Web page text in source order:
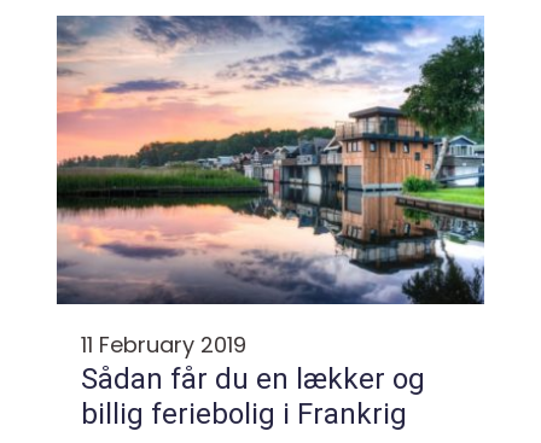
sig i en grad ...
11 February 2019
Sådan får du en lækker og
billig feriebolig i Frankrig